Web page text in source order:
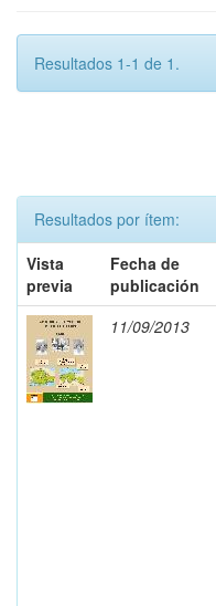
Resultados 1-1 de 1.
Resultados por ítem:
Vista
previa
Fecha de
publicación
11/09/2013